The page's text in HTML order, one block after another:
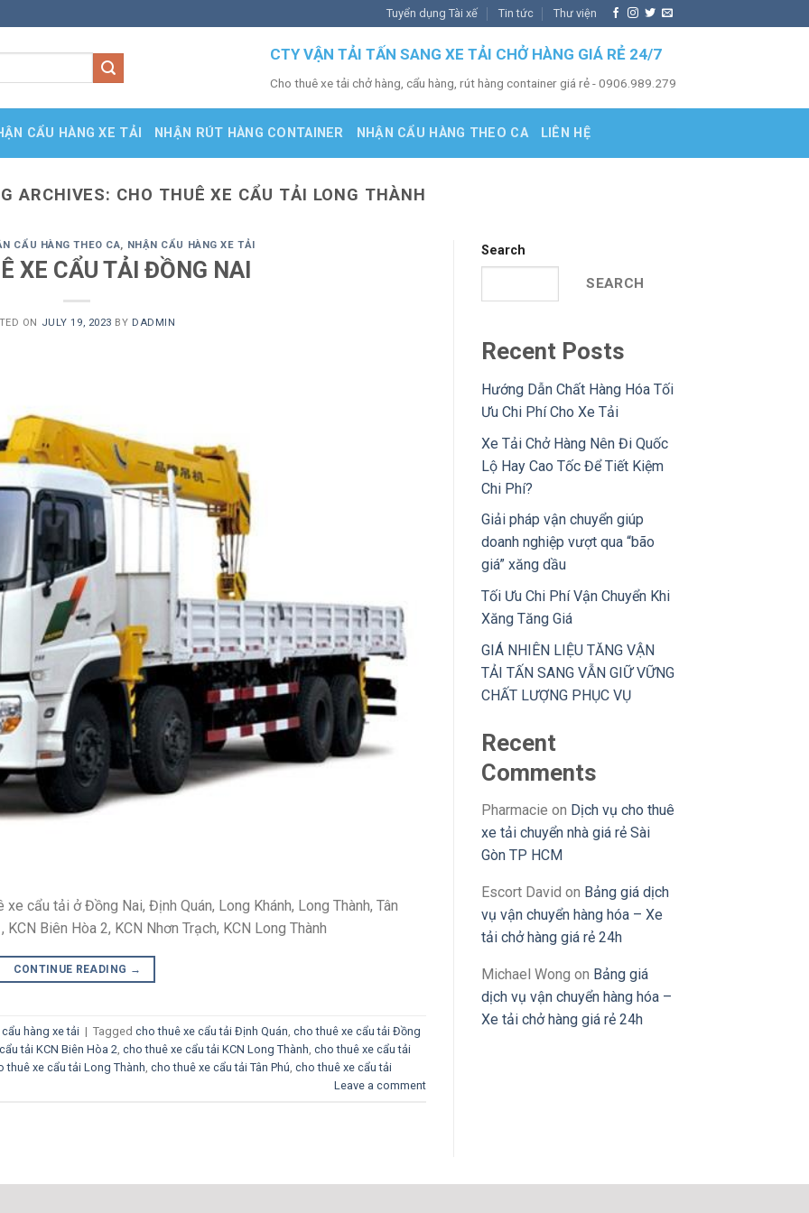
Tuyển dụng Tài xế Tin tức Thư viện
CTY VẬN TẢI TẤN SANG XE TẢI CHỞ HÀNG GIÁ RẺ 24/7
Cho thuê xe tải chở hàng, cẩu hàng, rút hàng container giá rẻ - 0906.989.279
CẨU HÀNG XE TẢI NHẬN RÚT HÀNG CONTAINER NHẬN CẨU HÀNG THEO CA LIÊN HỆ
ARCHIVES: CHO THUÊ XE CẨU TẢI LONG THÀNH
CẨU HÀNG THEO CA, NHẬN CẨU HÀNG XE TẢI
XE CẨU TẢI ĐỒNG NAI
ON JULY 19, 2023 BY DADMIN
cẩu tải ở Đồng Nai, Định Quán, Long Khánh, Long Thành, Tân
Biên Hòa 2, KCN Nhơn Trạch, KCN Long Thành
CONTINUE READING →
hàng xe tải | Tagged cho thuê xe cẩu tải Định Quán cho thuê xe cẩu tải Đồng
tải KCN Biên Hòa 2 cho thuê xe cẩu tải KCN Long Thành cho thuê xe cẩu tải
thuê xe cẩu tải Long Thành cho thuê xe cẩu tải Tân Phú cho thuê xe cẩu tải
Leave a comment
Search
SEARCH
Recent Posts
Hướng Dẫn Chất Hàng Hóa Tối
Ưu Chi Phí Cho Xe Tải
Xe Tải Chở Hàng Nên Đi Quốc
Lộ Hay Cao Tốc Để Tiết Kiệm
Chi Phí?
Giải pháp vận chuyển giúp
doanh nghiệp vượt qua “bão
giá” xăng dầu
Tối Ưu Chi Phí Vận Chuyển Khi
Xăng Tăng Giá
GIÁ NHIÊN LIỆU TĂNG VẬN
TẢI TẤN SANG VẪN GIỮ VỮNG
CHẤT LƯỢNG PHỤC VỤ
Recent
Comments
Pharmacie on Dịch vụ cho thuê
xe tải chuyển nhà giá rẻ Sài
Gòn TP HCM
Escort David on Bảng giá dịch
vụ vận chuyển hàng hóa – Xe
tải chở hàng giá rẻ 24h
Michael Wong on Bảng giá
dịch vụ vận chuyển hàng hóa –
Xe tải chở hàng giá rẻ 24h